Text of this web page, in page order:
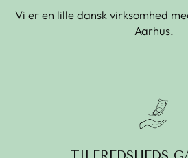
Vi er en lille dansk virksomhed
Aarhus.